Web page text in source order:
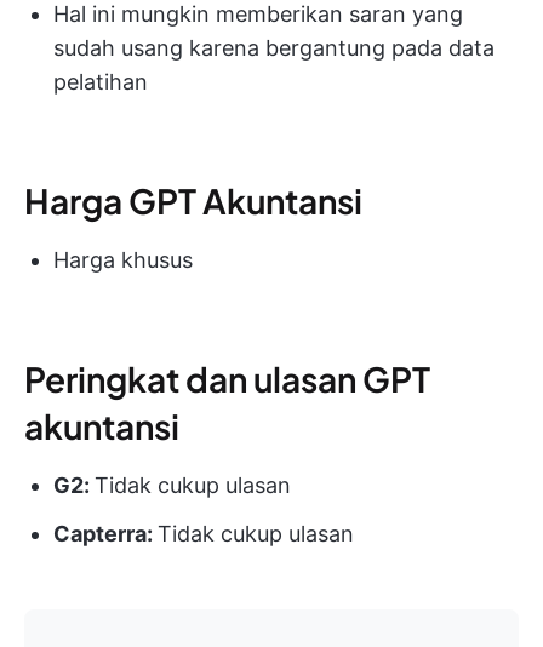
Hal ini mungkin memberikan saran yang
sudah usang karena bergantung pada data
pelatihan
Harga GPT Akuntansi
Harga khusus
Peringkat dan ulasan GPT
akuntansi
G2: Tidak cukup ulasan
Capterra: Tidak cukup ulasan